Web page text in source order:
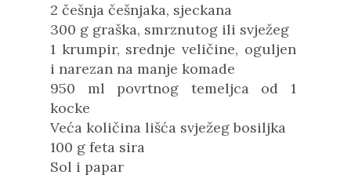
2 češnja češnjaka, sjeckana
300 g graška, smrznutog ili svježeg
1 krumpir, srednje veličine, oguljen
i narezan na manje komade
950 ml povrtnog temeljca od 1
kocke
Veća količina lišća svježeg bosiljka
100 g feta sira
Sol i papar